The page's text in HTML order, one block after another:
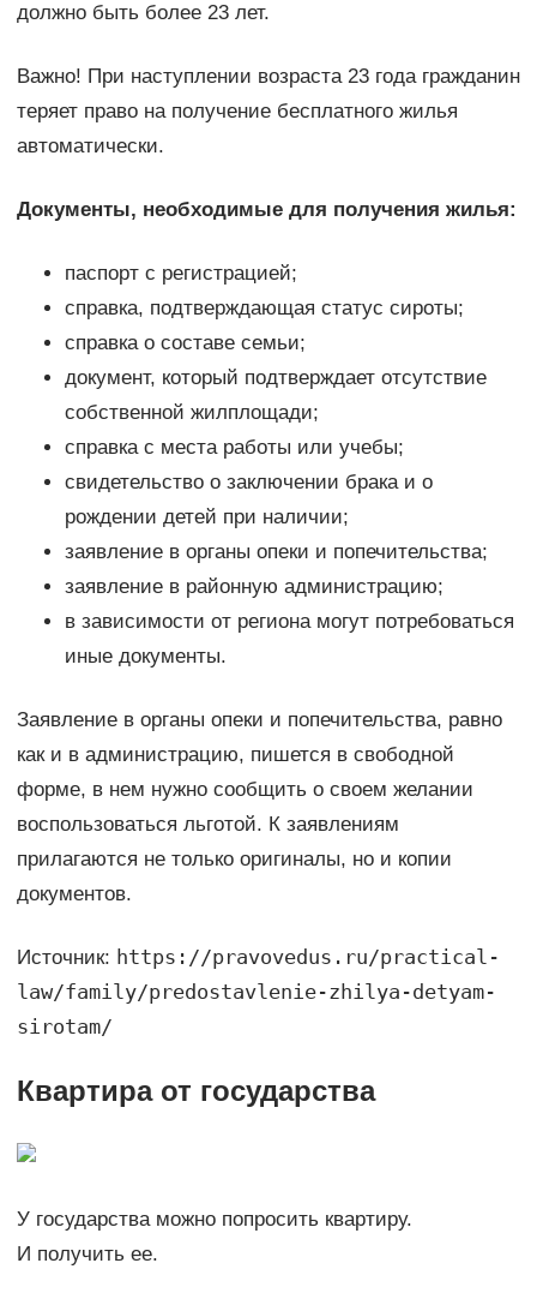
должно быть более 23 лет.
Важно! При наступлении возраста 23 года гражданин
теряет право на получение бесплатного жилья
автоматически.
Документы, необходимые для получения жилья:
паспорт с регистрацией;
справка, подтверждающая статус сироты;
справка о составе семьи;
документ, который подтверждает отсутствие
собственной жилплощади;
справка с места работы или учебы;
свидетельство о заключении брака и о
рождении детей при наличии;
заявление в органы опеки и попечительства;
заявление в районную администрацию;
в зависимости от региона могут потребоваться
иные документы.
Заявление в органы опеки и попечительства, равно
как и в администрацию, пишется в свободной
форме, в нем нужно сообщить о своем желании
воспользоваться льготой. К заявлениям
прилагаются не только оригиналы, но и копии
документов.
Источник: https://pravovedus.ru/practical-
law/family/predostavlenie-zhilya-detyam-
sirotam/
Квартира от государства
У государства можно попросить квартиру.
И получить ее.